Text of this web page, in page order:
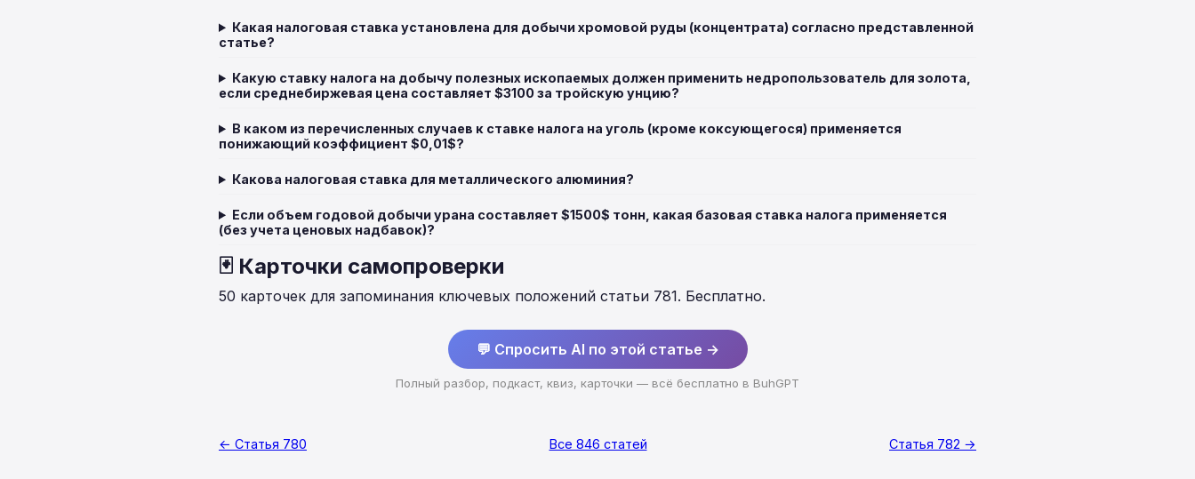
Какая налоговая ставка установлена для добычи хромовой руды (концентрата) согласно представленной
статье?
Какую ставку налога на добычу полезных ископаемых должен применить недропользователь для золота,
если среднебиржевая цена составляет $3100 за тройскую унцию?
В каком из перечисленных случаев к ставке налога на уголь (кроме коксующегося) применяется
понижающий коэффициент $0,01$?
Какова налоговая ставка для металлического алюминия?
Если объем годовой добычи урана составляет $1500$ тонн, какая базовая ставка налога применяется
(без учета ценовых надбавок)?
🃏 Карточки самопроверки
50 карточек для запоминания ключевых положений статьи 781. Бесплатно.
💬 Спросить AI по этой статье →
Полный разбор, подкаст, квиз, карточки — всё бесплатно в BuhGPT
← Статья 780 Все 846 статей Статья 782 →